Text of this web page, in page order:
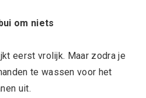
om niets
eerst vrolijk. Maar zodra je
te wassen voor het
uit.